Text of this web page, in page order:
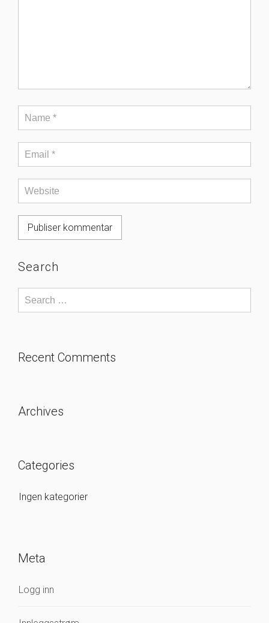
Search
Recent Comments
Archives
Categories
Ingen kategorier
Meta
Logg inn